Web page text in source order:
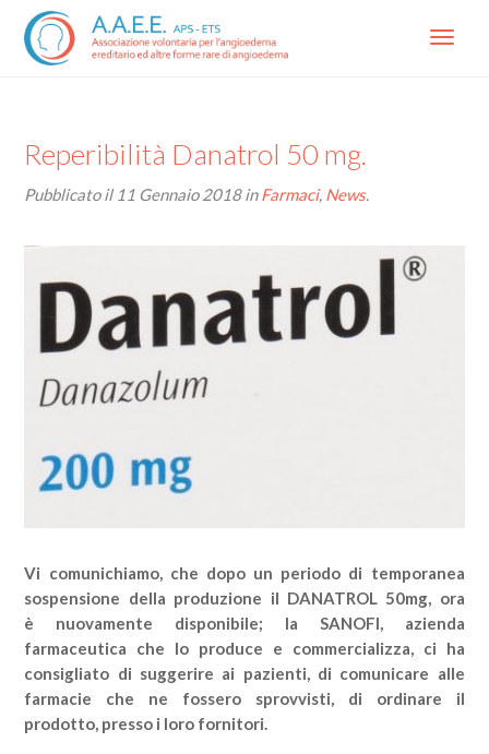
Menu
Reperibilità Danatrol 50 mg.
Pubblicato il 11 Gennaio 2018inFarmaci, News.
Vi comunichiamo, che dopo un periodo di temporanea
sospensione della produzione il DANATROL 50mg, ora
è nuovamente disponibile; la SANOFI, azienda
farmaceutica che lo produce e commercializza, ci ha
consigliato di suggerire ai pazienti, di comunicare alle
farmacie che ne fossero sprovvisti, di ordinare il
prodotto, presso i loro fornitori.